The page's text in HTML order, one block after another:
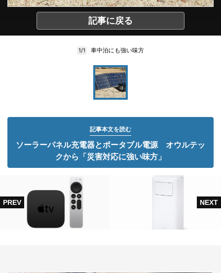
記事に戻る
1/1 車中泊にも強い味方
記事本文を読む
ソーラーパネル充電器とポータブル電源 オウルテッ
クから「災害対応に強い味方」